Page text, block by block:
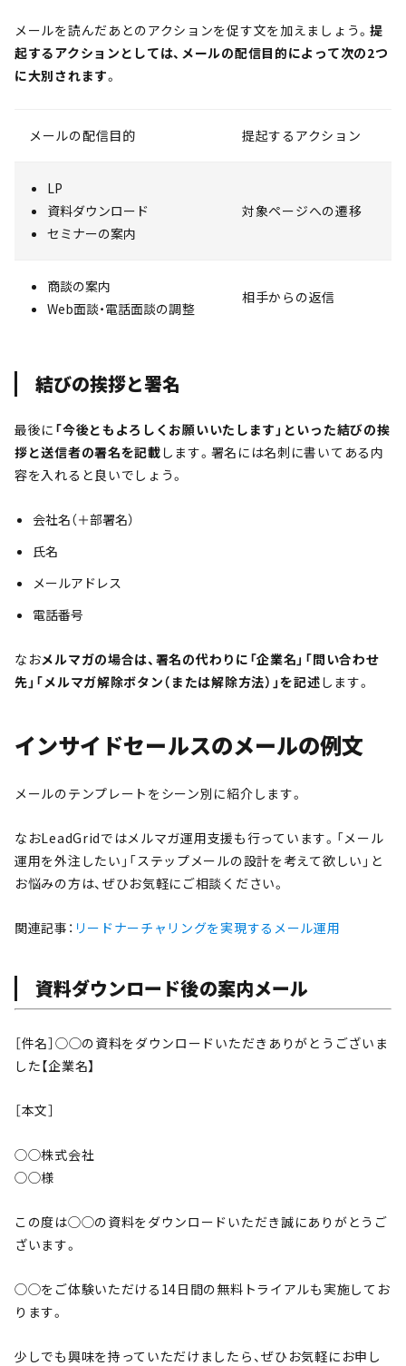
メールを読んだあとのアクションを促す文を加えましょう。 提
起するアクションとしては、メールの配信目的によって次の2つ
に大別されます。
メールの配信目的 提起するアクション
LP
資料ダウンロード
セミナーの案内
対象ページへの遷移
商談の案内
Web面談・電話面談の調整
相手からの返信
結びの挨拶と署名
最後に 「今後ともよろしくお願いいたします」といった結びの挨
拶と送信者の署名を記載 します。署名には名刺に書いてある内
容を入れると良いでしょう。
会社名（＋部署名）
氏名
メールアドレス
電話番号
なおメルマガの場合は、署名の代わりに「企業名」「問い合わせ
先」「メルマガ解除ボタン（または解除方法）」を記述 します。
インサイドセールスのメールの例文
メールのテンプレートをシーン別に紹介します。
なおLeadGridではメルマガ運用支援も行っています。「メール
運用を外注したい」「ステップメールの設計を考えて欲しい」と
お悩みの方は、ぜひお気軽にご相談ください。
関連記事： リードナーチャリングを実現するメール運用
資料ダウンロード後の案内メール
［件名］◯◯の資料をダウンロードいただきありがとうございま
した【企業名】
［本文］
◯◯株式会社
◯◯様
この度は◯◯の資料をダウンロードいただき誠にありがとうご
ざいます。
◯◯をご体験いただける14日間の無料トライアルも実施してお
ります。
少しでも興味を持っていただけましたら、ぜひお気軽にお申し